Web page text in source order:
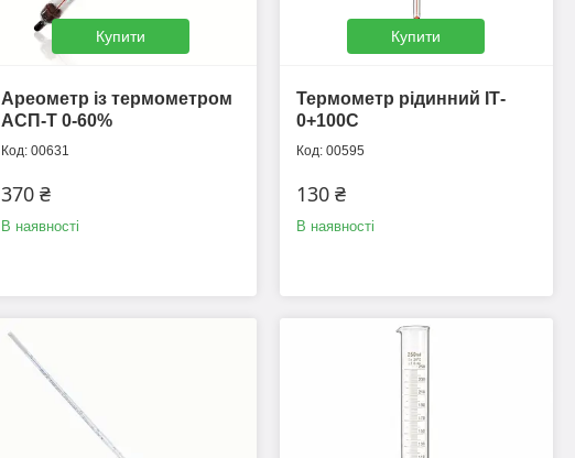
Купити
Ареометр із термометром
АСП-Т 0-60%
00631
370 ₴
В наявності
Купити
Термометр рідинний ІТ-
0+100С
00595
130 ₴
В наявності